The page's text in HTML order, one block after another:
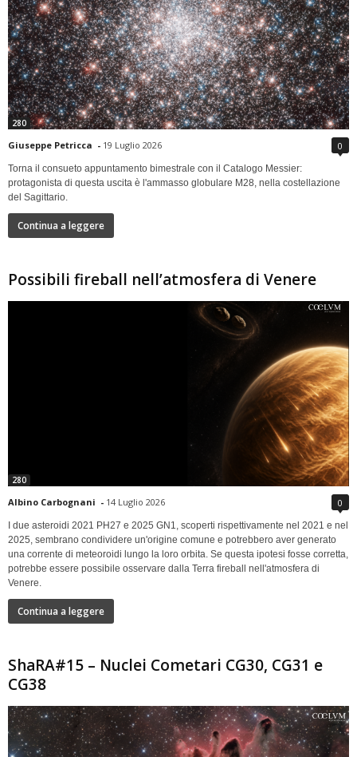
280
Giuseppe Petricca - 19 Luglio 2026 0
Torna il consueto appuntamento bimestrale con il Catalogo Messier:
protagonista di questa uscita è l'ammasso globulare M28, nella costellazione
del Sagittario.
Continua a leggere
Possibili fireball nell’atmosfera di Venere
280
Albino Carbognani - 14 Luglio 2026 0
I due asteroidi 2021 PH27 e 2025 GN1, scoperti rispettivamente nel 2021 e nel
2025, sembrano condividere un'origine comune e potrebbero aver generato
una corrente di meteoroidi lungo la loro orbita. Se questa ipotesi fosse corretta,
potrebbe essere possibile osservare dalla Terra fireball nell'atmosfera di
Venere.
Continua a leggere
ShaRA#15 – Nuclei Cometari CG30, CG31 e
CG38